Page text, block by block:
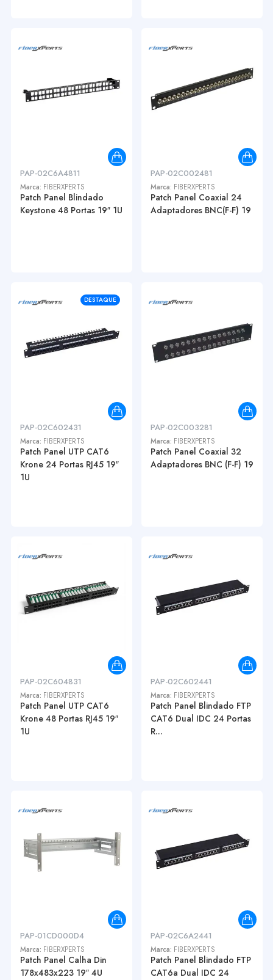
PAP-02C6A4811
Marca: FIBERXPERTS
Patch Panel Blindado
Keystone 48 Portas 19″ 1U
PAP-02C002481
Marca: FIBERXPERTS
Patch Panel Coaxial 24
Adaptadores BNC(F-F) 19
DESTAQUE
PAP-02C602431
Marca: FIBERXPERTS
Patch Panel UTP CAT6
Krone 24 Portas RJ45 19″
1U
PAP-02C003281
Marca: FIBERXPERTS
Patch Panel Coaxial 32
Adaptadores BNC (F-F) 19
PAP-02C604831
Marca: FIBERXPERTS
Patch Panel UTP CAT6
Krone 48 Portas RJ45 19″
1U
PAP-02C602441
Marca: FIBERXPERTS
Patch Panel Blindado FTP
CAT6 Dual IDC 24 Portas
R...
PAP-01CD000D4
Marca: FIBERXPERTS
Patch Panel Calha Din
178x483x223 19″ 4U
PAP-02C6A2441
Marca: FIBERXPERTS
Patch Panel Blindado FTP
CAT6a Dual IDC 24